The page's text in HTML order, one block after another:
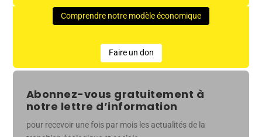
Comprendre notre modèle économique
Faire un don
Abonnez-vous gratuitement à
notre lettre d’information
pour recevoir une fois par mois les actualités de la